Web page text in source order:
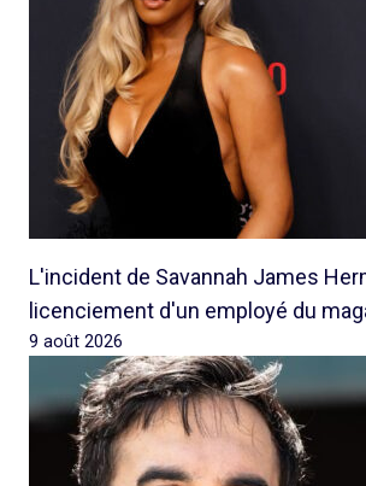
L'incident de Savannah James
licenciement d'un employé du
9 août 2026